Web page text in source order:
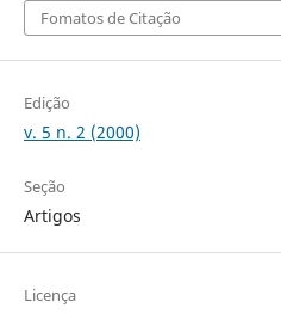
Fomatos de Citação
Edição
v. 5 n. 2 (2000)
Seção
Artigos
Licença